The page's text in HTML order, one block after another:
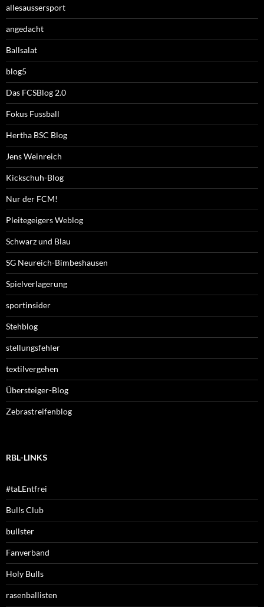
allesaussersport
angedacht
Ballsalat
blog5
Das FCSBlog 2.0
Fokus Fussball
Hertha BSC Blog
Jens Weinreich
Kickschuh-Blog
Nur der FCM!
Pleitegeigers Weblog
Schwarz und Blau
SG Neureich-Bimbeshausen
Spielverlagerung
sportinsider
Stehblog
stellungsfehler
textilvergehen
Übersteiger-Blog
Zebrastreifenblog
RBL-LINKS
#taLEntfrei
Bulls Club
bullster
Fanverband
Holy Bulls
rasenballisten